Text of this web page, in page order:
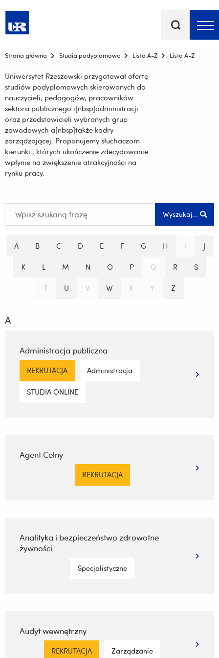
kluczowe
Menu - górna belka
Strona główna Studia podyplomowe Lista A-Z Lista A-Z
Uniwersytet Rzeszowski przygotował ofertę
studiów podyplomowych skierowanych do
nauczycieli, pedagogów, pracowników
sektora publicznego i[nbsp]administracji
oraz przedstawicieli wybranych grup
zawodowych a[nbsp]także kadry
zarządzającej. Proponujemy słuchaczom
kierunki , których ukończenie zdecydowanie
wpłynie na zwiększenie atrakcyjności na
rynku pracy.
Wyszukaj...
Wyszukaj...
A B C D E F G H I J
K L M N O P Q R S
T U V W X Y Z
A
Administracja publiczna
REKRUTACJA Administracja
STUDIA ONLINE
Agent Celny
REKRUTACJA
Analityka i bezpieczeństwo zdrowotne
żywności
Specjalistyczne
Audyt wewnętrzny
REKRUTACJA Zarządzanie